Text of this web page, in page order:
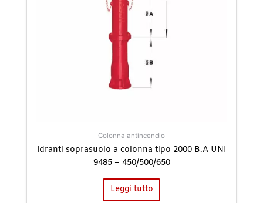
Colonna antincendio
Idranti soprasuolo a colonna tipo 2000 B.A UNI
9485 – 450/500/650
Leggi tutto